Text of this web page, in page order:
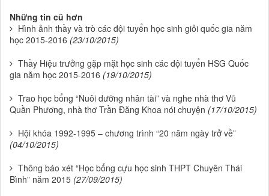
Những tin cũ hơn
Hình ảnh thầy và trò các đội tuyển học sinh giỏi quốc gia năm
học 2015-2016 (23/10/2015)
Thầy Hiệu trưởng gặp mặt học sinh các đội tuyển HSG Quốc
gia năm học 2015-2016 (19/10/2015)
Trao học bổng “Nuôi dưỡng nhân tài” và nghe nhà thơ Vũ
Quần Phương, nhà thơ Trần Đăng Khoa nói chuyện (17/10/2015)
Hội khóa 1992-1995 – chương trình “20 năm ngày trở về”
(04/10/2015)
Thông báo xét “Học bổng cựu học sinh THPT Chuyên Thái
Bình” năm 2015 (27/09/2015)